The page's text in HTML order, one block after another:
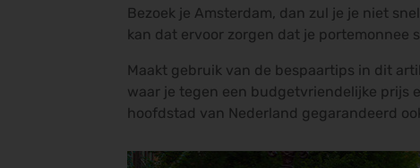
Bezoek je Amsterdam, dan zul je je niet
kan dat ervoor zorgen dat je portemonnee
Maakt gebruik van de bespaartips in dit
waar je tegen een budgetvriendelijke prijs
hoofdstad van Nederland gegarandeerd